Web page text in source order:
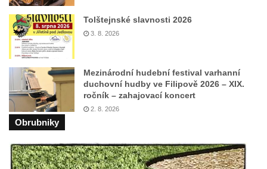
Krytá lávka v Kynšperku nad Ohří
Akvadukt na Chřibské Kamenici
Železniční most ve Vilémově
Ovčí most u Tisové v Krušných horách
Silniční most v Horní ulici v Českém
Krumlově
Tolštejnské slavnosti 2026
3. 8. 2026
Mezinárodní hudební festival varhanní
duchovní hudby ve Filipově 2026 – XIX.
ročník – zahajovací koncert
2. 8. 2026
Obrubniky